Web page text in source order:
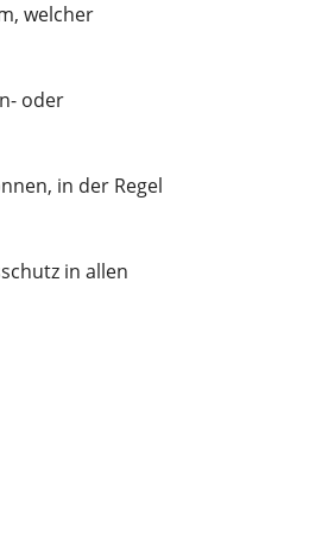
welcher
oder
in der Regel
in allen